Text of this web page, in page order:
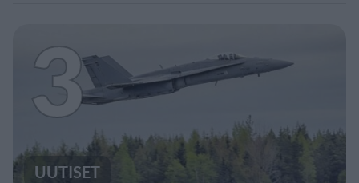
3
UUTISET